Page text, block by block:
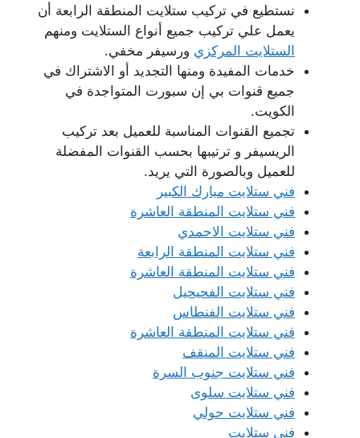
نستطيع في تركيب ستلايت المنطقة الرابعة أن
يعمل علي تركيب جميع أنواع الستلايت ومنهم
الستلايت المركزي ورسيفر مخفي.
خدمات المفيدة ومنها التجديد أو الاشتراك في
جميع قنوات بي إن سبورت المتواجدة في
الكويت.
تجميع القنوات المناسبة للعميل بعد تركيب
الريسيفر و ترتيبها بحسب القنوات المفضلة
للعميل وبالصورة التي يريد.
فني ستلايت مبارك الكبير
فني ستلايت المنطقة العاشرة
فني ستلايت الاحمدي
فني ستلايت المنطقة الرابعة
فني ستلايت المنطقة العاشرة
فني ستلايت الفحيحيل
فني ستلايت الفنطاس
فني ستلايت المنطقة العاشرة
فني ستلايت المنقف
فني ستلايت جنوب السرة
فني ستلايت سلوى
فني ستلايت حولي
فني ستلايت